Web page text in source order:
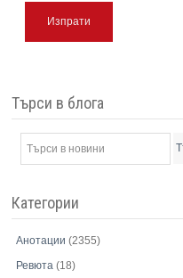
Изпрати
Търси в блога
Категории
Анотации(2355)
Ревюта(18)